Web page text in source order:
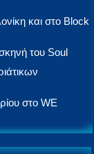
και στο Block
του Soul
στο WE